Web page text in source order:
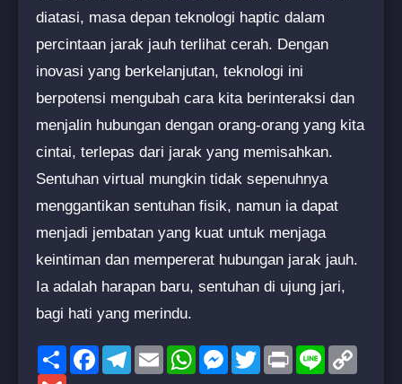
diatasi, masa depan teknologi haptic dalam
percintaan jarak jauh terlihat cerah. Dengan
inovasi yang berkelanjutan, teknologi ini
berpotensi mengubah cara kita berinteraksi dan
menjalin hubungan dengan orang-orang yang kita
cintai, terlepas dari jarak yang memisahkan.
Sentuhan virtual mungkin tidak sepenuhnya
menggantikan sentuhan fisik, namun ia dapat
menjadi jembatan yang kuat untuk menjaga
keintiman dan mempererat hubungan jarak jauh.
Ia adalah harapan baru, sentuhan di ujung jari,
bagi hati yang merindu.
ShareFacebookTelegram
EmailWhatsAppMessenger
TwitterPrint Line